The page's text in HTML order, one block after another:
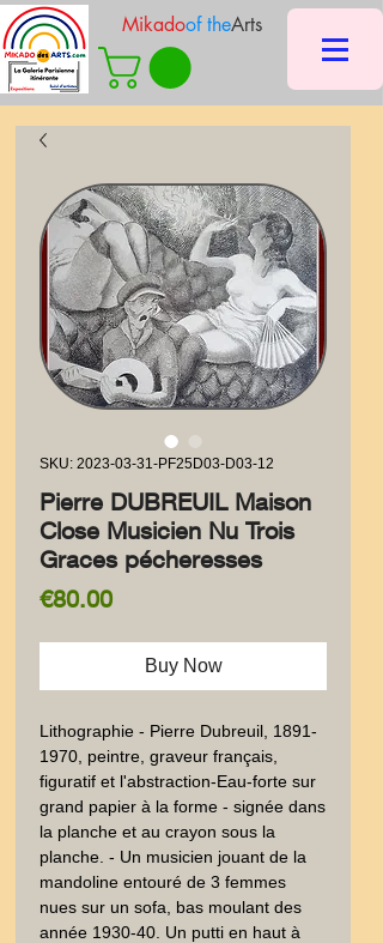
Mikadoof theArts
SKU: 2023-03-31-PF25D03-D03-12
Pierre DUBREUIL Maison
Close Musicien Nu Trois
Graces pécheresses
€80.00Price
Buy Now
Lithographie - Pierre Dubreuil, 1891-
1970, peintre, graveur français,
figuratif et l'abstraction-Eau-forte sur
grand papier à la forme - signée dans
la planche et au crayon sous la
planche. - Un musicien jouant de la
mandoline entouré de 3 femmes
nues sur un sofa, bas moulant des
année 1930-40. Un putti en haut à